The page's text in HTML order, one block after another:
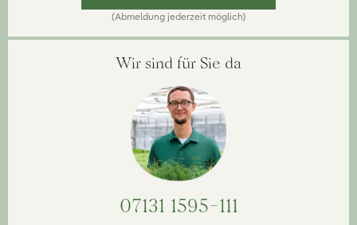
(Abmeldung jederzeit möglich)
Wir sind für Sie da
07131 1595-111